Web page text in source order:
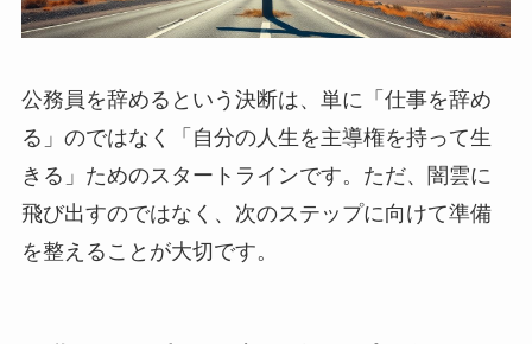
公務員を辞めるという決断は、単に「仕事を辞め
る」のではなく「自分の人生を主導権を持って生
きる」ためのスタートラインです。ただ、闇雲に
飛び出すのではなく、次のステップに向けて準備
を整えることが大切です。